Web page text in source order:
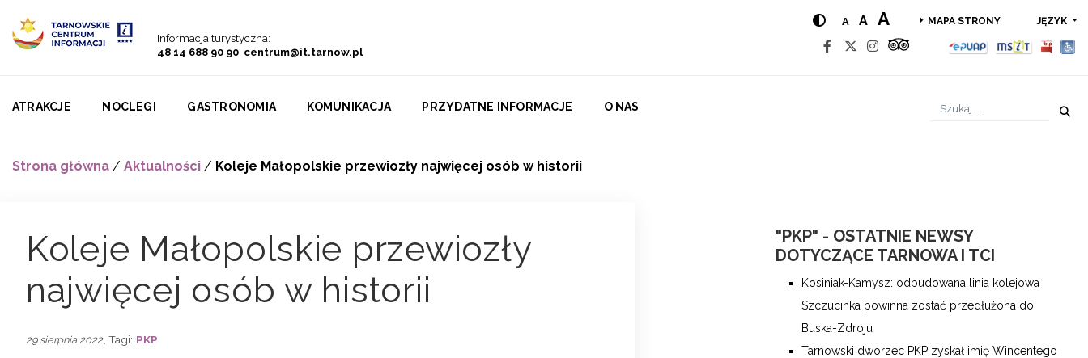
Informacja turystyczna:
48 14 688 90 90, centrum@it.tarnow.pl
A A A MAPA STRONY JĘZYK
ATRAKCJE NOCLEGI GASTRONOMIA KOMUNIKACJA PRZYDATNE INFORMACJE O NAS
Strona główna / Aktualności / Koleje Małopolskie przewiozły najwięcej osób w historii
Koleje Małopolskie przewiozły
najwięcej osób w historii
29 sierpnia 2022 , Tagi: PKP
"PKP" - OSTATNIE NEWSY
DOTYCZĄCE TARNOWA I TCI
Kosiniak-Kamysz: odbudowana linia kolejowa
Szczucinka powinna zostać przedłużona do
Buska-Zdroju
Tarnowski dworzec PKP zyskał imię Wincentego